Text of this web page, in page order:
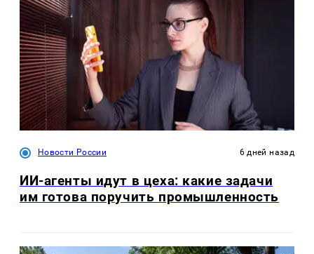
Новости России 6 дней назад
ИИ-агенты идут в цеха: какие задачи
им готова поручить промышленность